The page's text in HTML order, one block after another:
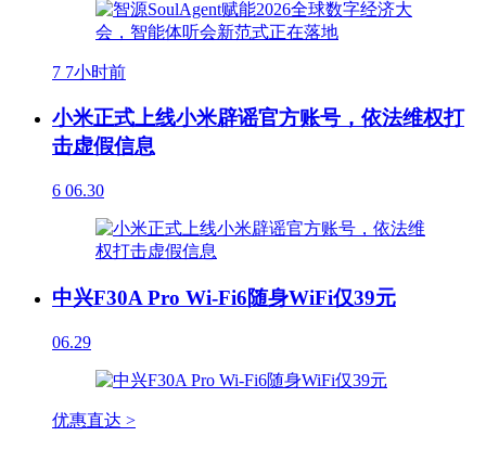
7 7小时前
小米正式上线小米辟谣官方账号，依法维权打
击虚假信息
6 06.30
中兴F30A Pro Wi-Fi6随身WiFi仅39元
06.29
优惠直达 >